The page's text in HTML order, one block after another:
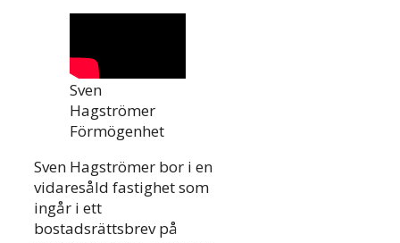
Sven
Hagströmer
Förmögenhet
Sven Hagströmer bor i en
vidaresåld fastighet som
ingår i ett
bostadsrättsbrev på